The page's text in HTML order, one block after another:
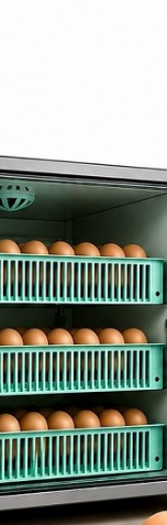
cm.
değişmektedir.